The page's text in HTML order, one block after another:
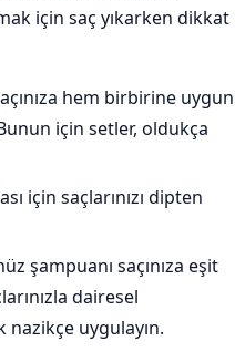
için saç yıkarken dikkat
hem birbirine uygun
için setler, oldukça
için saçlarınızı dipten
şampuanı saçınıza eşit
dairesel
uygulayın.